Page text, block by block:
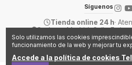
Síguenos
Tienda online 24 h·
Sede en Madrid: Calle
2026
Solo utilizamos las cookies
funcionamiento de la web y mejorar tu
Accede a la política de cookies